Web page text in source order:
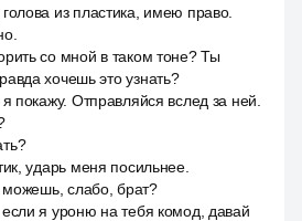
из пластика, имею право.
со мной в таком тоне? Ты
хочешь это узнать?
покажу. Отправляйся вслед за ней.
ударь меня посильнее.
можешь, слабо, брат?
я уроню на тебя комод, давай